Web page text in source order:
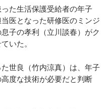
た生活保護受給者の年子
医となった研修医のミンジ
子の孝利（立川談春）がク
いた。
世良（竹内涼真）は、年子
度な技術が必要だと判断